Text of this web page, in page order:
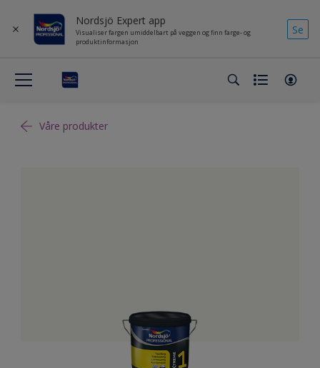
Nordsjö Expert app
Visualiser fargen umiddelbart på veggen og finn farge- og
produktinformasjon
Se
Våre produkter